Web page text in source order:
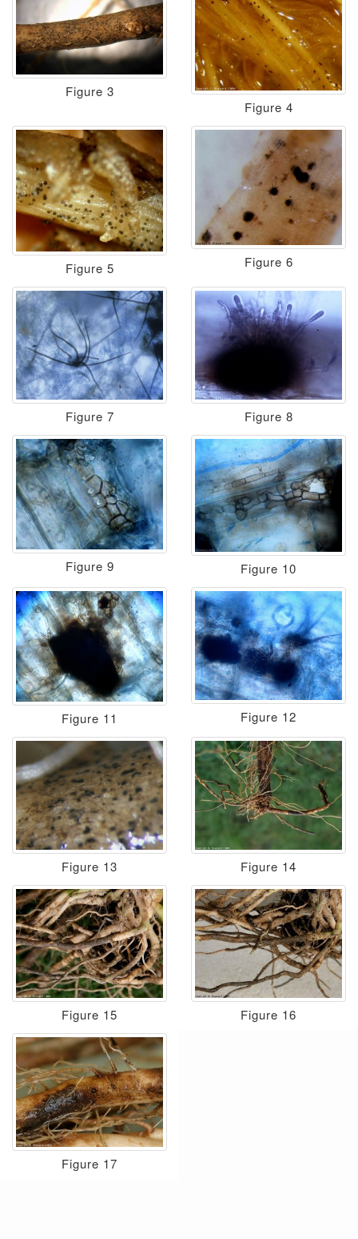
Figure 3
Figure 4
Figure 5 Figure 6
Figure 7 Figure 8
Figure 9 Figure 10
Figure 11 Figure 12
Figure 13 Figure 14
Figure 15 Figure 16
Figure 17